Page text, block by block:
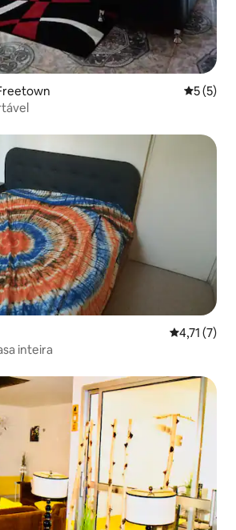
5 de
5 (5)
4,71 de
4,71 (7)
inteira